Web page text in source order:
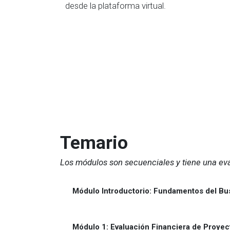
desde la plataforma virtual.
Temario
Los módulos son secuenciales y tiene una
Módulo Introductorio: Fundamentos del
Módulo 1: Evaluación Financiera de